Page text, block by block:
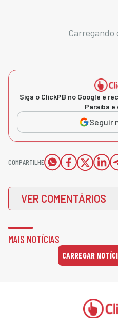
Siga o ClickPB no Google e
Paraíba e
Seguir
COMPARTILHE
VER COMENTÁRIOS
MAIS NOTÍCIAS
CARREGAR